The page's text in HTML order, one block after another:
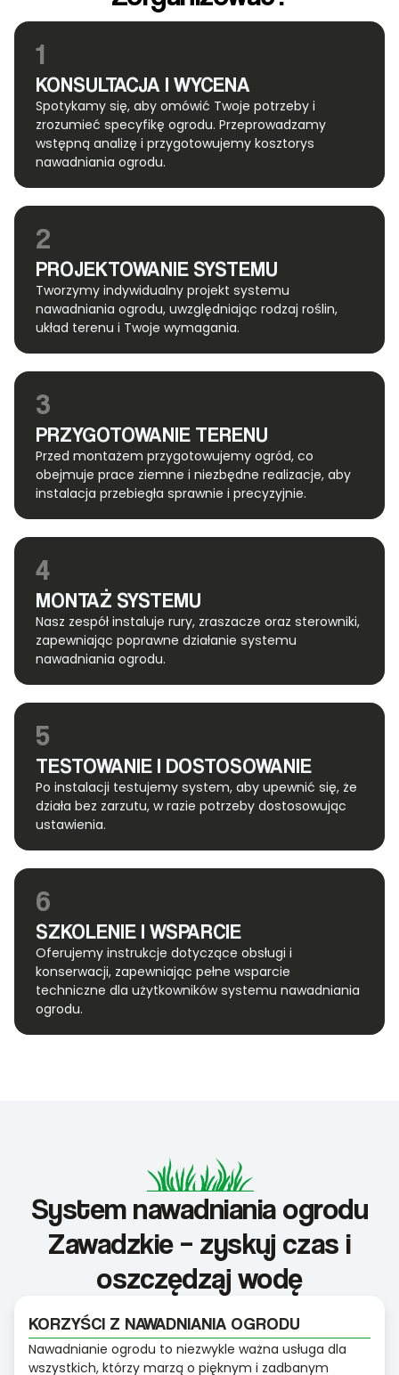
1
KONSULTACJA I WYCENA
Spotykamy się, aby omówić Twoje potrzeby i
zrozumieć specyfikę ogrodu. Przeprowadzamy
wstępną analizę i przygotowujemy kosztorys
nawadniania ogrodu.
2
PROJEKTOWANIE SYSTEMU
Tworzymy indywidualny projekt systemu
nawadniania ogrodu, uwzględniając rodzaj roślin,
układ terenu i Twoje wymagania.
3
PRZYGOTOWANIE TERENU
Przed montażem przygotowujemy ogród, co
obejmuje prace ziemne i niezbędne realizacje, aby
instalacja przebiegła sprawnie i precyzyjnie.
4
MONTAŻ SYSTEMU
Nasz zespół instaluje rury, zraszacze oraz sterowniki,
zapewniając poprawne działanie systemu
nawadniania ogrodu.
5
TESTOWANIE I DOSTOSOWANIE
Po instalacji testujemy system, aby upewnić się, że
działa bez zarzutu, w razie potrzeby dostosowując
ustawienia.
6
SZKOLENIE I WSPARCIE
Oferujemy instrukcje dotyczące obsługi i
konserwacji, zapewniając pełne wsparcie
techniczne dla użytkowników systemu nawadniania
ogrodu.
System nawadniania ogrodu
Zawadzkie – zyskuj czas i
oszczędzaj wodę
KORZYŚCI Z NAWADNIANIA OGRODU
Nawadnianie ogrodu to niezwykle ważna usługa dla
wszystkich, którzy marzą o pięknym i zadbanym